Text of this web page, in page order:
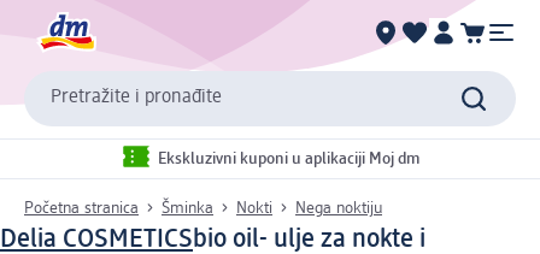
Pretražite i pronađite
Ekskluzivni kuponi u aplikaciji Moj dm
Početna stranica Šminka Nokti Nega noktiju
Delia COSMETICSbio oil- ulje za nokte i